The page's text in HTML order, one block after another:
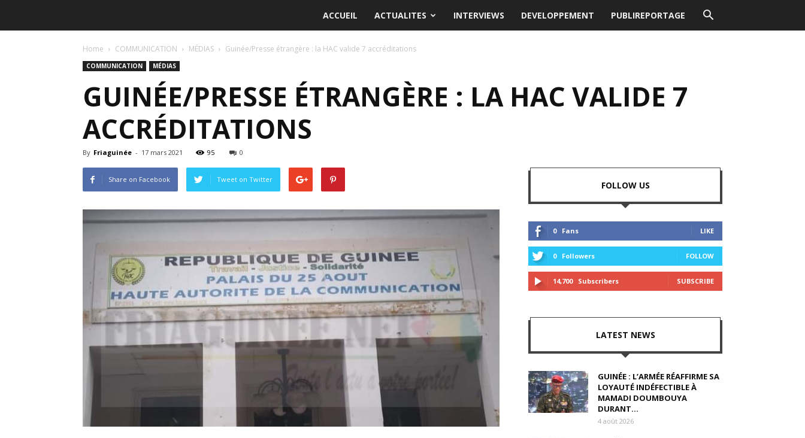
ACCUEIL ACTUALITES INTERVIEWS DEVELOPPEMENT PUBLIREPORTAGE
Home COMMUNICATION MÉDIAS Guinée/Presse étrangère : la HAC valide 7 accréditations
COMMUNICATION MÉDIAS
GUINÉE/PRESSE ÉTRANGÈRE : LA HAC VALIDE 7
ACCRÉDITATIONS
By Friaguinée - 17 mars 2021 95 0
Share on Facebook Tweet on Twitter
FOLLOW US
0 Fans LIKE
0 Followers FOLLOW
14,700 Subscribers SUBSCRIBE
LATEST NEWS
GUINÉE : L’ARMÉE RÉAFFIRME SA
LOYAUTÉ INDÉFECTIBLE À
MAMADI DOUMBOUYA
DURANT...
4 août 2026